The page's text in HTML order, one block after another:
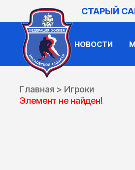
СТАРЫЙ
НОВОСТИ
Главная > Игроки
Элемент не найден!